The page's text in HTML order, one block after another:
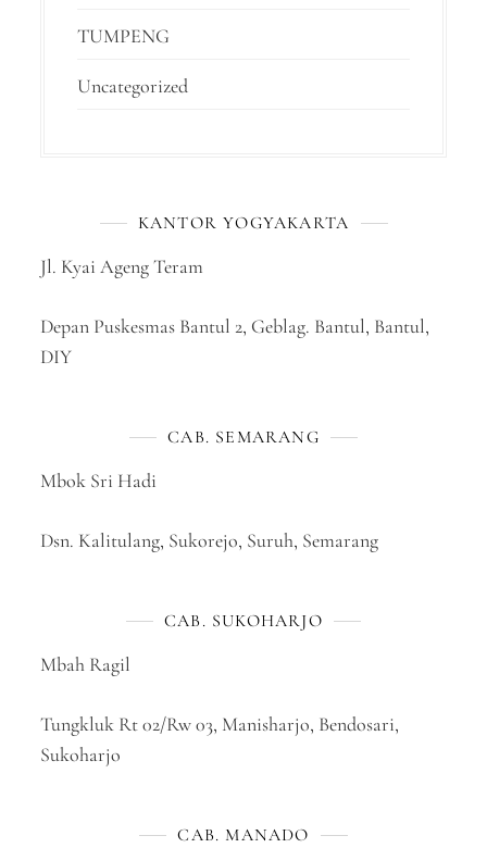
TUMPENG
Uncategorized
KANTOR YOGYAKARTA
Jl. Kyai Ageng Teram
Depan Puskesmas Bantul 2, Geblag. Bantul, Bantul,
DIY
CAB. SEMARANG
Mbok Sri Hadi
Dsn. Kalitulang, Sukorejo, Suruh, Semarang
CAB. SUKOHARJO
Mbah Ragil
Tungkluk Rt 02/Rw 03, Manisharjo, Bendosari,
Sukoharjo
CAB. MANADO